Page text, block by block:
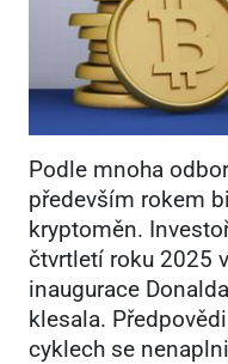
Podle mnoha
především rokem
kryptoměn.
čtvrtletí roku 2025
inaugurace
klesala.
cyklech se